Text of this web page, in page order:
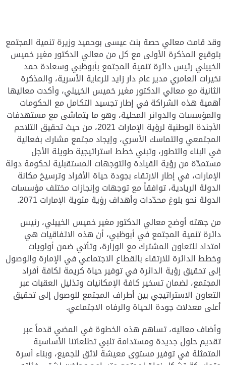
وقد قامت معالي حصة بنت عيسى بوحميد وزيرة تنمية المجتمع
بتوقيع المذكرة الأولى مع كل من معالي الدكتور مغير خميس
الخييلي رئيس دائرة تنمية المجتمع بأبوظبي وسعادة حمد
نخيرات العامري مدير عام دار زايد للرعاية الأسرية، والمذكرة
الثانية مع معالي الدكتور مغير خميس الخييلي، وأكدت معاليها
أهمية هذه الشراكة في إطار تجسيد التكامل مع الحكومات
والمؤسسات والدوائر المحلية، وهو ما يتماشى مع مستهدفات
الأجندة الوطنية لرؤية الإمارات 2021، من حيث تحقيق التلاحم
المجتمعي والتماسك الأسري، وإيجاد مجتمع مشارك بفعالية
في البناء والتطور، وتبني خطط استراتيجية طويلة الأجل
مستمدّة من رؤية القيادة والتوجهات المستقبلية لحكومة دولة
الإمارات، في إطار الارتقاء بجودة حياة الأفراد وترسيخ مكانة
الدولة الريادية، توافقاً مع توجهات وإنجازات مختلف مؤسسات
الدولة نحو بلوغ محدّدات وأهداف رؤية مئوية الإمارات 2071.
من جهته أوضح معالي الدكتور مغير خميس الخييلي، رئيس
دائرة تنمية المجتمع في أبوظبي، أن هذه الاتفاقيات هي
امتداد للتعاون المشترك مع الوزارة، وتأتي ضمن أولويات
وخطط الدائرة للارتقاء بالقطاع الاجتماعي في الإمارة والوصول
إلى تحقيق رؤية الدائرة في توفير حياة كريمة لكافة أفراد
المجتمع، لضمان تسخير كافة الإمكانيات وتذليل العقبات عبر
التعاون الاستراتيجي بين أطراف المجتمع للوصول إلى تحقيق
أعلى معدلات جودة الحياة والرفاه الاجتماعي.
وأضاف معاليه، تساهم هذه الخطوة في المضي قدماً عبر
تقديم حلول جديدة ومستدامة تلبي تطلعاتنا الأساسية
المتمثلة في توفير مستوى معيشة لائق للجميع، وبناء أسرة